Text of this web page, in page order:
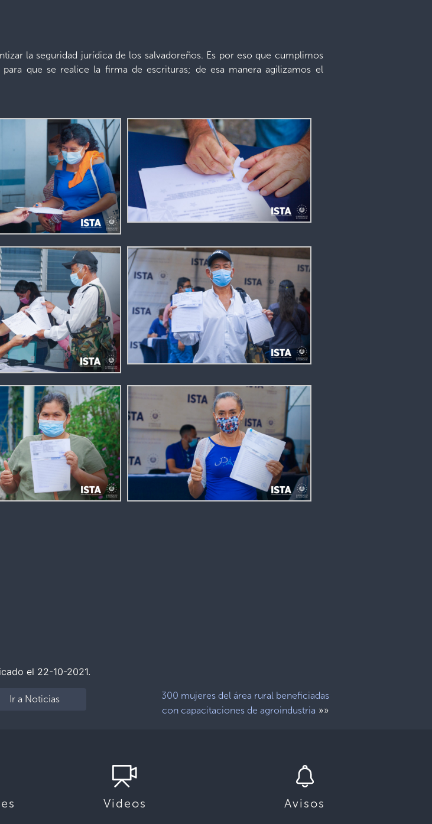
la seguridad jurídica de los salvadoreños. Es por eso que cumplimos
que se realice la firma de escrituras; de esa manera agilizamos el
el 22-10-2021.
Ir a Noticias
300 mujeres del área rural beneficiadas
con capacitaciones de agroindustria »»
Videos Avisos